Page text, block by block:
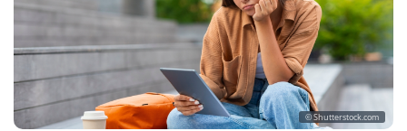
© Shutterstock.com